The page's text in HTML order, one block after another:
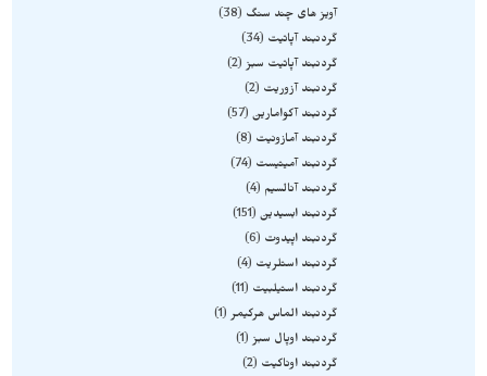
آویز های چند سنگ
38
گردنبند آپاتیت
34
گردنبند آپاتیت سبز 2
گردنبند آزوریت
2
گردنبند آکوامارین 57
گردنبند آمازونیت
8
گردنبند آمیتیست
74
گردنبند آنالسیم
4
گردنبند ابسیدین 151
گردنبند اپیدوت
6
گردنبند استلریت
4
گردنبند استیلبیت
11
گردنبند الماس هرکیمر 1
گردنبند اوپال سبز 1
گردنبند اوناکیت
2